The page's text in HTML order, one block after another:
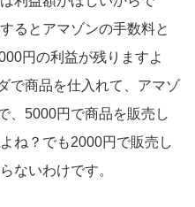
るとアマゾンの手数料と
円の利益が残りますよ
で商品を仕入れて、アマゾ
、5000円で商品を販売し
ね？でも2000円で販売し
ないわけです。